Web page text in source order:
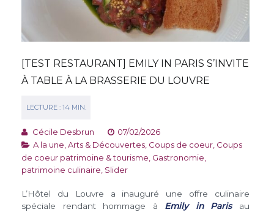
[TEST RESTAURANT] EMILY IN PARIS S’INVITE
À TABLE À LA BRASSERIE DU LOUVRE
Cécile Desbrun
07/02/2026
A la une Arts & Découvertes Coups de coeur Coups
de coeur patrimoine & tourisme Gastronomie,
patrimoine culinaire Slider
L’Hôtel du Louvre a inauguré une offre culinaire
spéciale rendant hommage à Emily in Paris
au